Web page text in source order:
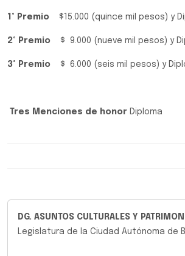
1° Premio $15.000 (quince mil pesos) y
2° Premio $ 9.000 (nueve mil pesos) y
3° Premio $ 6.000 (seis mil pesos) y
Tres Menciones de honor Diploma
DG. ASUNTOS CULTURALES Y
Legislatura de la Ciudad Autónoma de